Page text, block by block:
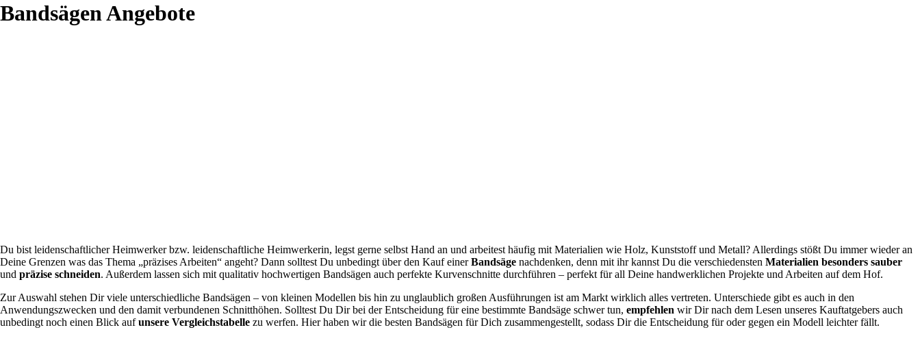
Bandsägen Angebote
Du bist leidenschaftlicher Heimwerker bzw. leidenschaftliche Heimwerkerin, legst gerne selbst Hand an und arbeitest häufig mit Materialien wie Holz, Kunststoff und Metall? Allerdings stößt Du immer wieder an
Deine Grenzen was das Thema „präzises Arbeiten“ angeht? Dann solltest Du unbedingt über den Kauf einerBandsäge nachdenken, denn mit ihr kannst Du die verschiedensten Materialien besonders sauber
und präzise schneiden. Außerdem lassen sich mit qualitativ hochwertigen Bandsägen auch perfekte Kurvenschnitte durchführen – perfekt für all Deine handwerklichen Projekte und Arbeiten auf dem Hof.
Zur Auswahl stehen Dir viele unterschiedliche Bandsägen – von kleinen Modellen bis hin zu unglaublich großen Ausführungen ist am Markt wirklich alles vertreten. Unterschiede gibt es auch in den
Anwendungszwecken und den damit verbundenen Schnitthöhen. Solltest Du Dir bei der Entscheidung für eine bestimmte Bandsäge schwer tun, empfehlen wir Dir nach dem Lesen unseres Kauftatgebers auch
unbedingt noch einen Blick aufunsere Vergleichstabelle zu werfen. Hier haben wir die besten Bandsägen für Dich zusammengestellt, sodass Dir die Entscheidung für oder gegen ein Modell leichter fällt.